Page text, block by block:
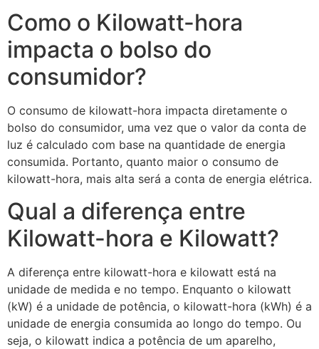
Como o Kilowatt-hora
impacta o bolso do
consumidor?
O consumo de kilowatt-hora impacta diretamente o
bolso do consumidor, uma vez que o valor da conta de
luz é calculado com base na quantidade de energia
consumida. Portanto, quanto maior o consumo de
kilowatt-hora, mais alta será a conta de energia elétrica.
Qual a diferença entre
Kilowatt-hora e Kilowatt?
A diferença entre kilowatt-hora e kilowatt está na
unidade de medida e no tempo. Enquanto o kilowatt
(kW) é a unidade de potência, o kilowatt-hora (kWh) é a
unidade de energia consumida ao longo do tempo. Ou
seja, o kilowatt indica a potência de um aparelho,